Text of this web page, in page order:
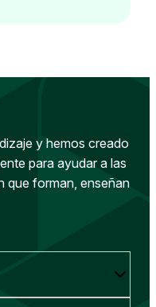
y hemos creado
para ayudar a las
que forman, enseñan